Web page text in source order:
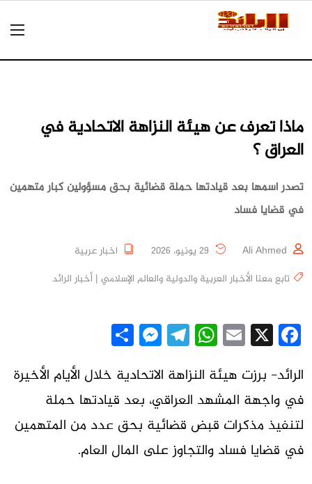
ماذا تعرف عن هيئة النزاهة الاتحادية في
العراق ؟
تصدر اسمها بعد قيادتها حملة قضائية بحق مسؤولين كبار متهمين
في قضايا فساد
Ali Ahmed
اخبار عربية
تابع معنا الأخبار العربية والدولية والعالم الإسلامي | أخبار الرائد
Facebook
X
Email
WhatsApp
Telegram
Messenger
الرائد- برزت هيئة النزاهة الاتحادية خلال الأيام الأخيرة
في واجهة المشهد العراقي، بعد قيادتها حملة
لتنفيذ مذكرات قبض قضائية بحق عدد من المتهمين
في قضايا فساد والتجاوز على المال العام.